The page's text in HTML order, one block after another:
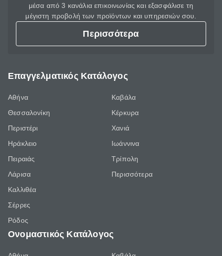
μέσα από 3 κανάλια επικοινωνίας και εξασφάλισε τη
μέγιστη προβολή των προϊόντων και υπηρεσιών σου.
Περισσότερα
Επαγγελματικός Κατάλογος
Αθήνα
Θεσσαλονίκη
Περιστέρι
Ηράκλειο
Πειραιάς
Λάρισα
Καλλιθέα
Σέρρες
Ρόδος
Καβάλα
Κέρκυρα
Χανιά
Ιωάννινα
Τρίπολη
Περισσότερα
Ονομαστικός Κατάλογος